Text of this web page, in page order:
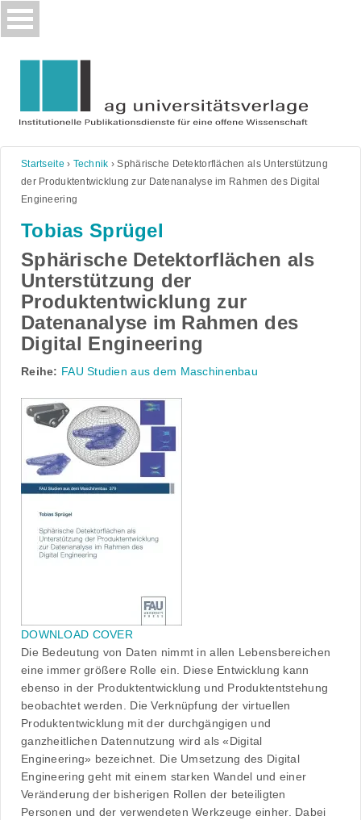
Skip
to
Startseite › Technik ›Sphärische Detektorflächen als Unterstützung
der Produktentwicklung zur Datenanalyse im Rahmen des Digital
Engineering
Tobias Sprügel
Sphärische Detektorflächen als
Unterstützung der
Produktentwicklung zur
Datenanalyse im Rahmen des
Digital Engineering
Reihe: FAU Studien aus dem Maschinenbau
DOWNLOAD COVER
Die Bedeutung von Daten nimmt in allen Lebensbereichen
eine immer größere Rolle ein. Diese Entwicklung kann
ebenso in der Produktentwicklung und Produktentstehung
beobachtet werden. Die Verknüpfung der virtuellen
Produktentwicklung mit der durchgängigen und
ganzheitlichen Datennutzung wird als «Digital
Engineering» bezeichnet. Die Umsetzung des Digital
Engineering geht mit einem starken Wandel und einer
Veränderung der bisherigen Rollen der beteiligten
Personen und der verwendeten Werkzeuge einher. Dabei